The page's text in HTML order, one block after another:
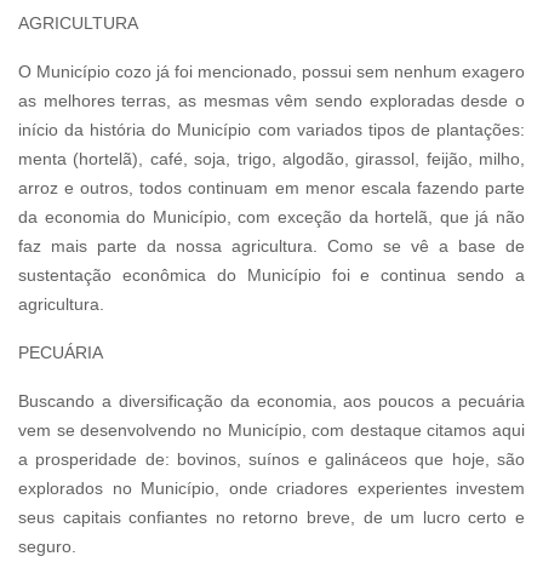
AGRICULTURA
O Município cozo já foi mencionado, possui sem nenhum exagero
as melhores terras, as mesmas vêm sendo exploradas desde o
início da história do Município com variados tipos de plantações:
menta (hortelã), café, soja, trigo, algodão, girassol, feijão, milho,
arroz e outros, todos continuam em menor escala fazendo parte
da economia do Município, com exceção da hortelã, que já não
faz mais parte da nossa agricultura. Como se vê a base de
sustentação econômica do Município foi e continua sendo a
agricultura.
PECUÁRIA
Buscando a diversificação da economia, aos poucos a pecuária
vem se desenvolvendo no Município, com destaque citamos aqui
a prosperidade de: bovinos, suínos e galináceos que hoje, são
explorados no Município, onde criadores experientes investem
seus capitais confiantes no retorno breve, de um lucro certo e
seguro.